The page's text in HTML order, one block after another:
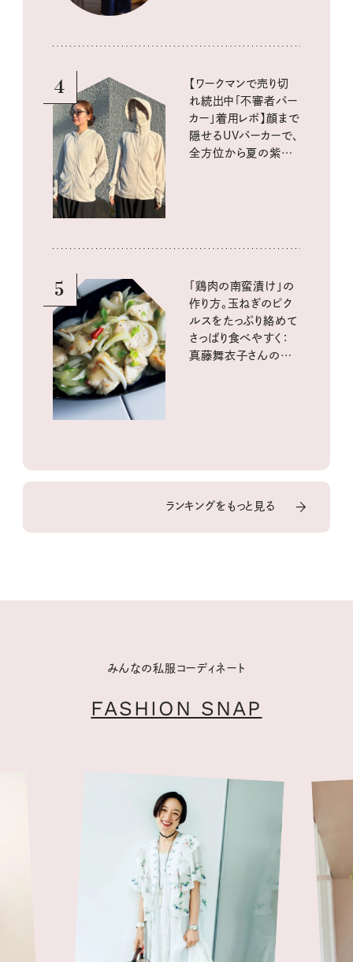
4
【ワークマンで売り切
れ続出中「不審者パー
カー」着用レポ】顔まで
隠せるUVパーカーで、
全方位から夏の紫外
5
「鶏肉の南蛮漬け」の
作り方。玉ねぎのピク
ルスをたっぷり絡めて
さっぱり食べやすく：
真藤舞衣子さんの発
ランキングをもっと見る
みんなの私服コーディネート
FASHION SNAP